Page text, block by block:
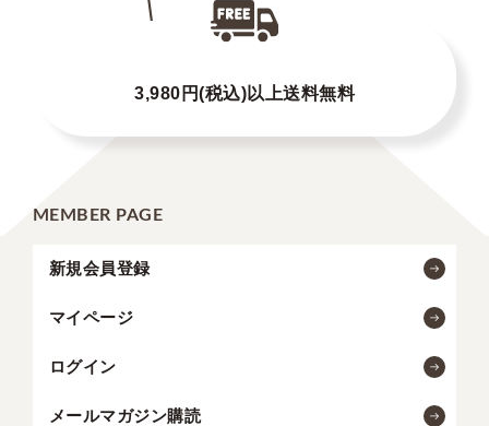
3,980円(税込)以上送料無料
MEMBER PAGE
新規会員登録
マイページ
ログイン
メールマガジン購読